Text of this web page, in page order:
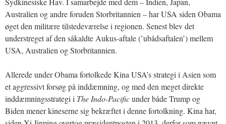
Australien og andre foruden Storbritannien – har USA siden Obama
øget den militære tilstedeværelse i regionen. Senest blev det
understreget af den såkaldte Aukus-aftale (’ubådsaftalen’) mellem
USA, Australien og Storbritannien.
Allerede under Obama fortolkede Kina USA’s strategi i Asien som
et aggressivt forsøg på inddæmning, og med den meget direkte
inddæmningsstrategi i The Indo-Pacificunder både Trump og
Biden mener kineserne sig bekræftet i denne fortolkning. Kina har,